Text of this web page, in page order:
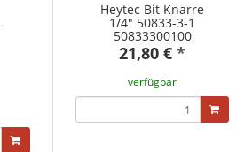
Heytec Bit Knarre
1/4" 50833-3-1
50833300100
21,80 € *
verfügbar